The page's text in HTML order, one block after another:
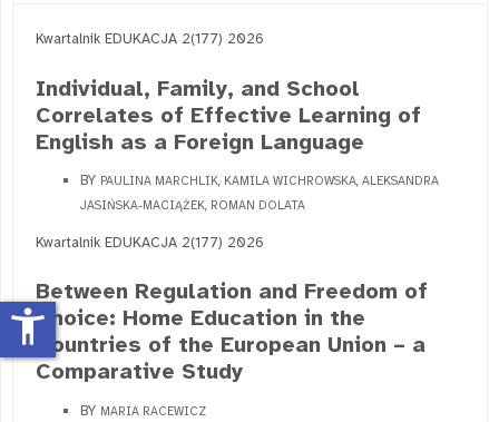
Kwartalnik EDUKACJA 2(177) 2026
Individual, Family, and School
Correlates of Effective Learning of
English as a Foreign Language
BY PAULINA MARCHLIK, KAMILA WICHROWSKA, ALEKSANDRA
JASIŃSKA-MACIĄŻEK, ROMAN DOLATA
Kwartalnik EDUKACJA 2(177) 2026
Between Regulation and Freedom of
Choice: Home Education in the
Countries of the European Union – a
Comparative Study
BY MARIA RACEWICZ
accessibility_new